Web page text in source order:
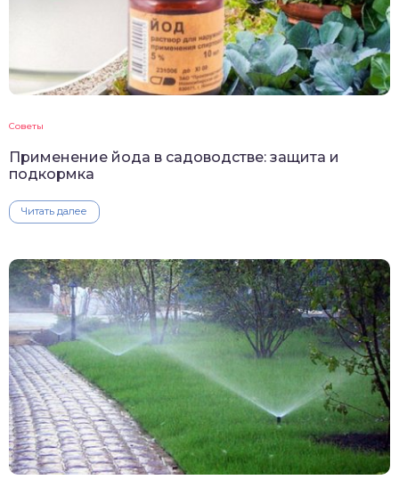
Советы
Применение йода в садоводстве: защита и
подкормка
Читать далее